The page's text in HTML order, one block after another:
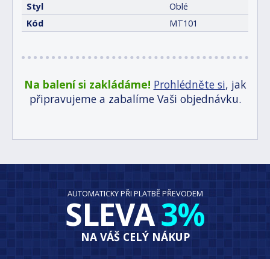
Styl
Oblé
Kód
MT101
Na balení si zakládáme! Prohlédněte si, jak
připravujeme a zabalíme Vaši objednávku.
AUTOMATICKY PŘI PLATBĚ PŘEVODEM
SLEVA3%
NA VÁŠ CELÝ NÁKUP